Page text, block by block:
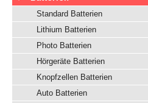
Standard Batterien
Lithium Batterien
Photo Batterien
Hörgeräte Batterien
Knopfzellen Batterien
Auto Batterien